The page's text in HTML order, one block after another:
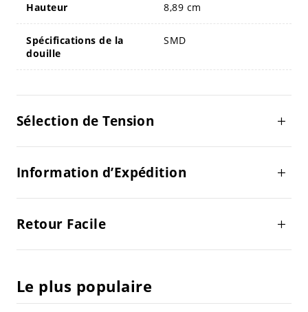
Hauteur 8,89 cm
Spécifications de la
douille
SMD
Sélection de Tension
Information d’Expédition
Retour Facile
Le plus populaire